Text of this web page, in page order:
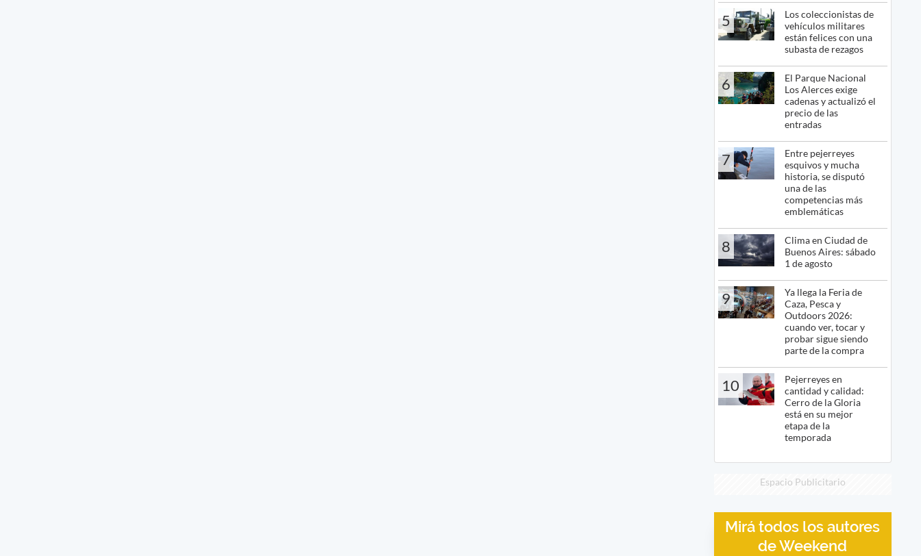
5
Los coleccionistas de
vehículos militares
están felices con una
subasta de rezagos
6
El Parque Nacional
Los Alerces exige
cadenas y actualizó el
precio de las
entradas
7
Entre pejerreyes
esquivos y mucha
historia, se disputó
una de las
competencias más
emblemáticas
8
Clima en Ciudad de
Buenos Aires: sábado
1 de agosto
9
Ya llega la Feria de
Caza, Pesca y
Outdoors 2026:
cuando ver, tocar y
probar sigue siendo
parte de la compra
10
Pejerreyes en
cantidad y calidad:
Cerro de la Gloria
está en su mejor
etapa de la
temporada
Espacio Publicitario
Mirá todos los autores
de Weekend